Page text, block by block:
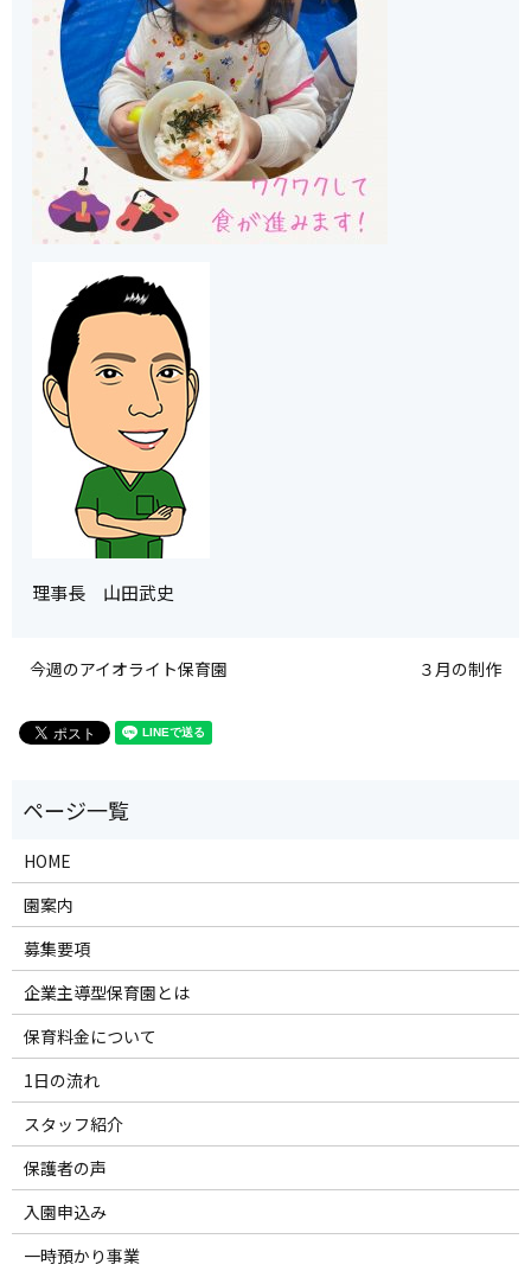
理事長 山田武史
今週のアイオライト保育園 ３月の制作
HOME
園案内
募集要項
企業主導型保育園とは
保育料金について
1日の流れ
スタッフ紹介
保護者の声
入園申込み
一時預かり事業